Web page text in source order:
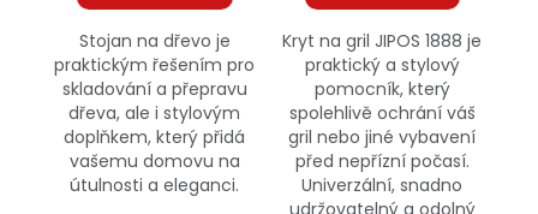
Stojan na dřevo je
praktickým řešením pro
skladování a přepravu
dřeva, ale i stylovým
doplňkem, který přidá
vašemu domovu na
útulnosti a eleganci.
Kryt na gril JIPOS 1888 je
praktický a stylový
pomocník, který
spolehlivě ochrání váš
gril nebo jiné vybavení
před nepřízní počasí.
Univerzální, snadno
udržovatelný a odolný